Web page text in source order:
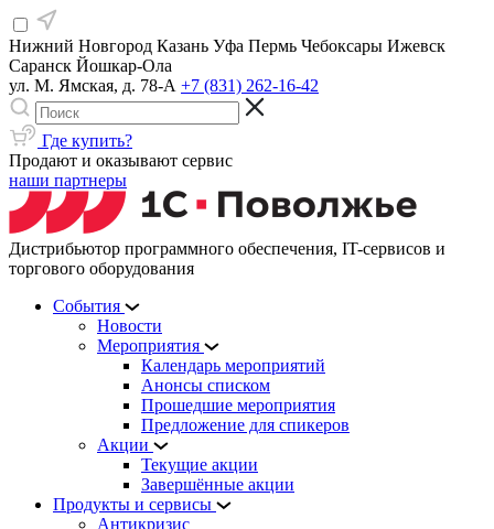
Нижний Новгород Казань Уфа Пермь Чебоксары Ижевск
Саранск Йошкар-Ола
ул. М. Ямская, д. 78-А +7 (831) 262-16-42
Где купить?
Продают и оказывают сервис
наши партнеры
Дистрибьютор программного обеспечения, IT-сервисов и
торгового оборудования
События
Новости
Мероприятия
Календарь мероприятий
Анонсы списком
Прошедшие мероприятия
Предложение для спикеров
Акции
Текущие акции
Завершённые акции
Продукты и сервисы
Антикризис